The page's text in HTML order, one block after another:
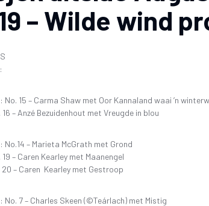
26 OKTOBER 2019 4DE GALA
10 NOVEMBER 2018 – 3DE
IDIOME
– Wilde wind
No. 15 – Carma Shaw met Oor Kannaland waai ’n
16 – Anzé Bezuidenhout met Vreugde in blou
No.14 – Marieta McGrath met Grond
19 – Caren Kearley met Maanengel
20 – Caren Kearley met Gestroop
No. 7 – Charles Skeen (©Teárlach) met Mistig